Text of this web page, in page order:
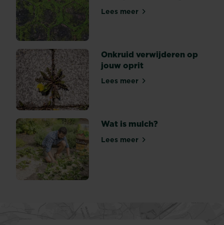
ze
ons
het
leven
zuur....
Maar
wat
als
ze
niet
zo...
Lees meerAlgen en groene aanslag
Onkruid verwijderen op
jouw oprit
Lees meerOnkruid verwijderen op
Wat is mulch?
Lees meerWat is mulch?